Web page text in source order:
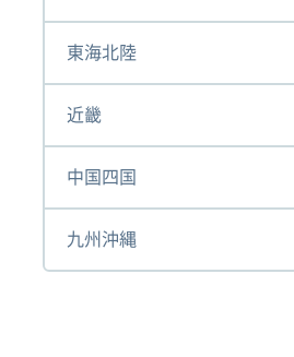
東海北陸
近畿
中国四国
九州沖縄